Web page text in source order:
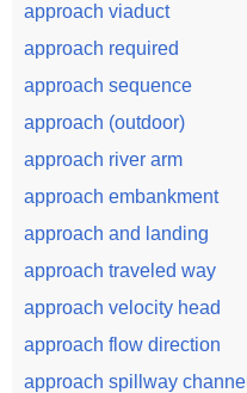
approach viaduct
approach required
approach sequence
approach (outdoor)
approach river arm
approach embankment
approach and landing
approach traveled way
approach velocity head
approach flow direction
approach spillway channel